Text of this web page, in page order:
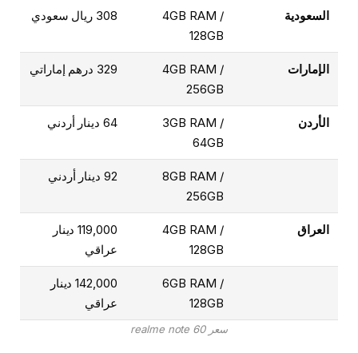
السعودية
4GB RAM /
128GB
308 ريال سعودي
الإمارات
4GB RAM /
256GB
329 درهم إماراتي
الأردن
3GB RAM /
64GB
64 دينار أردني
8GB RAM /
256GB
92 دينار أردني
العراق
4GB RAM /
128GB
119,000 دينار
عراقي
6GB RAM /
128GB
142,000 دينار
عراقي
سعر realme note 60